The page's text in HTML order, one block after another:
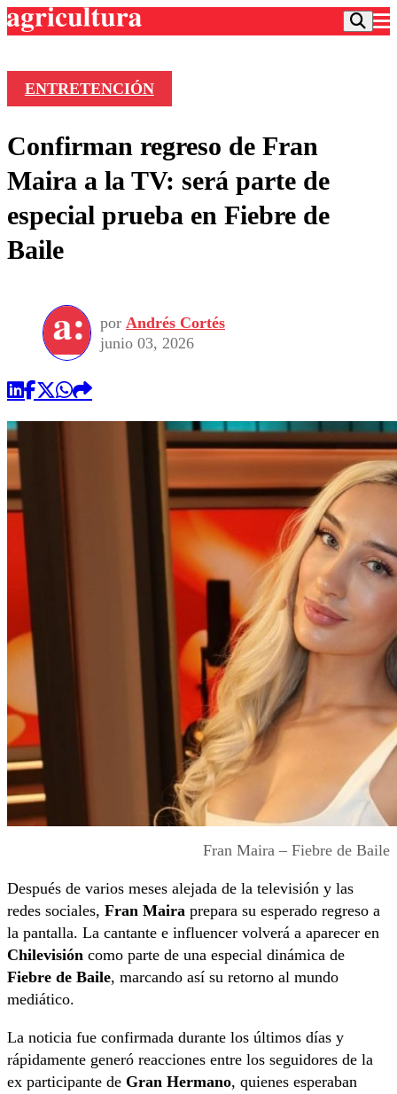
Frecuencias
Agricultura TV
Deportes
Colo Colo
Torneo Internacional
Torneo Nacional
Entretención
Internacional
Nacional
Programas
Comercial
ENTRETENCIÓN
Confirman regreso de Fran
Maira a la TV: será parte de
especial prueba en Fiebre de
Baile
por Andrés Cortés
junio 03, 2026
Fran Maira – Fiebre de Baile
Después de varios meses alejada de la televisión y las
redes sociales, Fran Maira prepara su esperado regreso a
la pantalla. La cantante e influencer volverá a aparecer en
Chilevisión como parte de una especial dinámica de
Fiebre de Baile, marcando así su retorno al mundo
mediático.
La noticia fue confirmada durante los últimos días y
rápidamente generó reacciones entre los seguidores de la
ex participante de Gran Hermano, quienes esperaban